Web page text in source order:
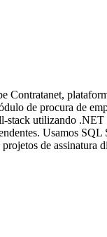
Contratanet,
de procura de
stack utilizando
Usamos
de assinatura